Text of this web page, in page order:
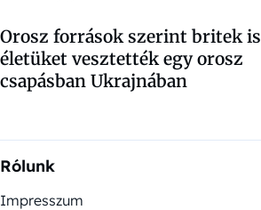
Orosz források szerint britek is
életüket vesztették egy orosz
csapásban Ukrajnában
Rólunk
Impresszum